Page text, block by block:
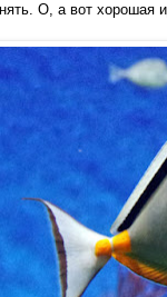
О, а вот